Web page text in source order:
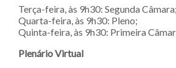
Terça-feira, às 9h30: Segunda Câmara;
Quarta-feira, às 9h30: Pleno;
Quinta-feira, às 9h30: Primeira
Plenário Virtual